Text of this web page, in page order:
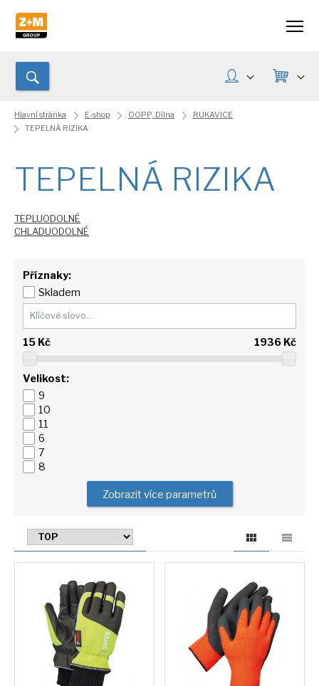
Hlavní stránka E-shop OOPP, Dílna
RUKAVICE
TEPELNÁ RIZIKA
TEPELNÁ RIZIKA
TEPLUODOLNÉ
CHLADUODOLNÉ
Příznaky:
Skladem
15Kč 1936 Kč
Velikost:
9
10
11
6
7
8
Zobrazit více parametrů